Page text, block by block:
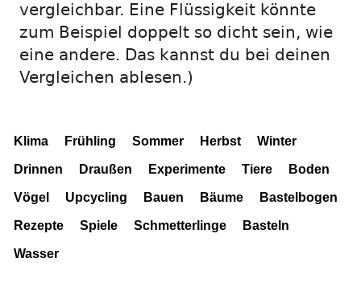
vergleichbar. Eine Flüssigkeit könnte
zum Beispiel doppelt so dicht sein, wie
eine andere. Das kannst du bei deinen
Vergleichen ablesen.)
Klima Frühling Sommer Herbst Winter
Drinnen Draußen Experimente Tiere Boden
Vögel Upcycling Bauen Bäume Bastelbogen
Rezepte Spiele Schmetterlinge Basteln
Wasser